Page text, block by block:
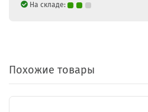
На складе:
Похожие товары